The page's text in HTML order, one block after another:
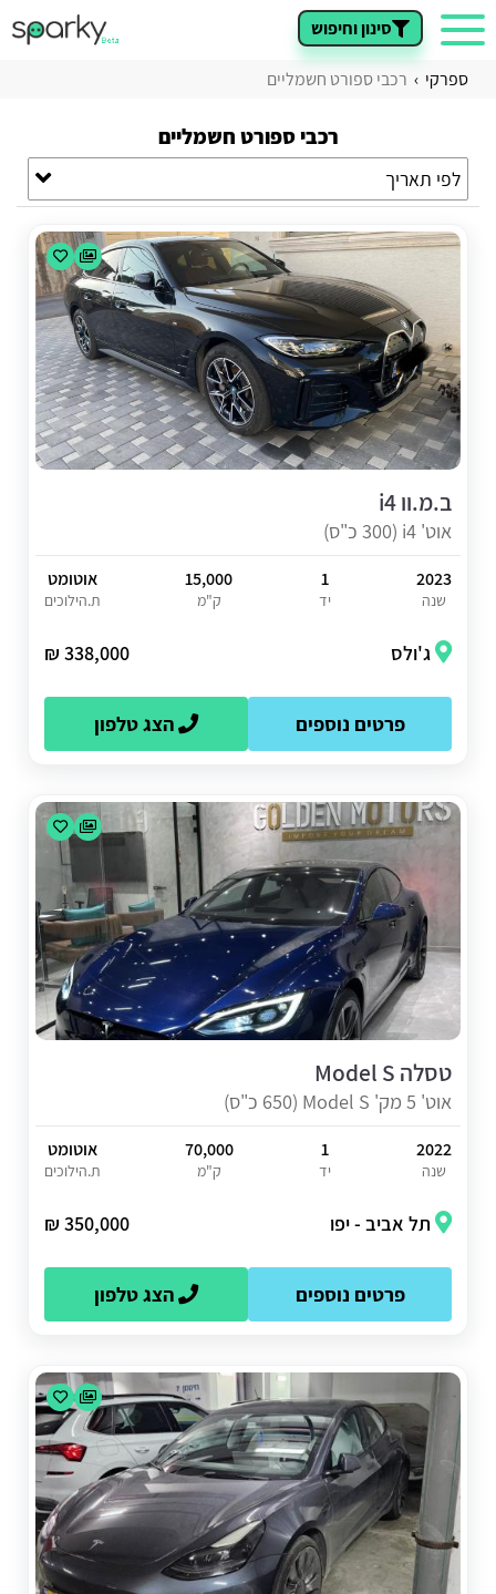
ספרקי רכבי ספורט חשמליים
סינון וחיפוש
רכבי ספורט חשמליים
לפי תאריך
ב.מ.וו i4
אוט' i4 (300 כ"ס)
2023
שנה
1
יד
15,000
ק"מ
אוטומט
ת.הילוכים
ג'ולס 338,000 ₪
פרטים נוספים הצג טלפון
טסלה Model S
אוט' 5 מק' Model S (650 כ"ס)
2022
שנה
1
יד
70,000
ק"מ
אוטומט
ת.הילוכים
תל אביב - יפו 350,000 ₪
פרטים נוספים הצג טלפון